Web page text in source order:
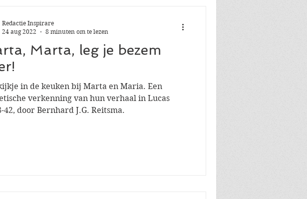
Marta, leg je bezem
in de keuken bij Marta en Maria. Een
verkenning van hun verhaal in Lucas
42, door Bernhard J.G. Reitsma.
Redactie Inspirare
24 aug 2022
8 minuten om te lezen